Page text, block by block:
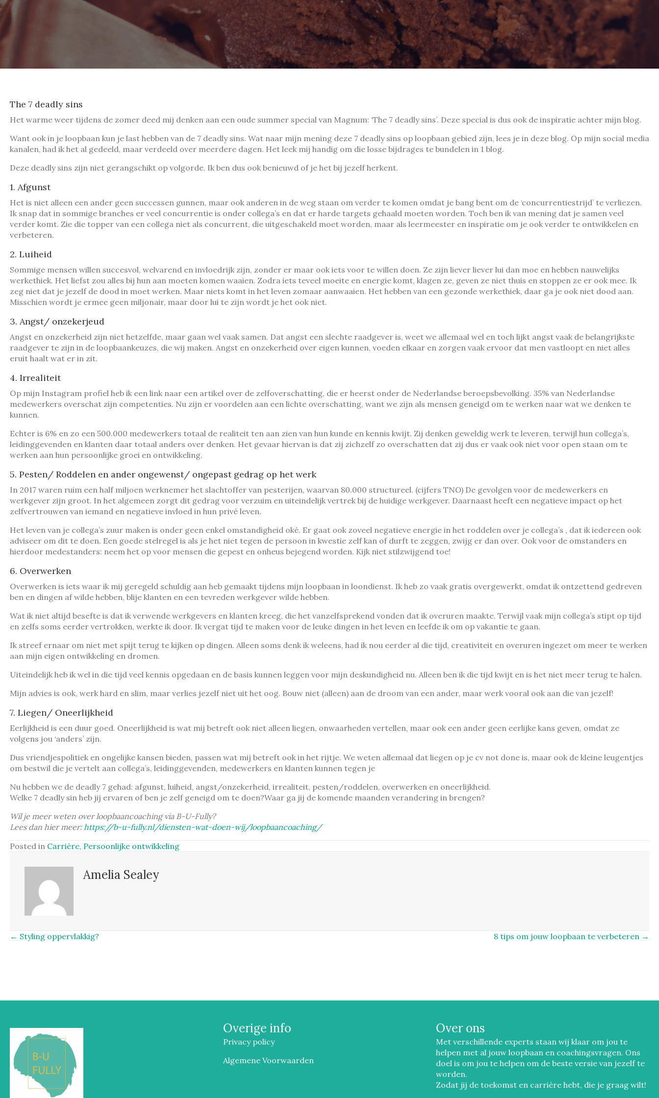
deadly
sins
in
je
loopbaan
The 7 deadly sins
Het warme weer tijdens de zomer deed mij denken aan een oude summer special van Magnum: ‘The 7 deadly sins’. Deze special is dus ook de inspiratie achter mijn blog.
Want ook in je loopbaan kun je last hebben van de 7 deadly sins. Wat naar mijn mening deze 7 deadly sins op loopbaan gebied zijn, lees je in deze blog. Op mijn social media
kanalen, had ik het al gedeeld, maar verdeeld over meerdere dagen. Het leek mij handig om die losse bijdrages te bundelen in 1 blog.
Deze deadly sins zijn niet gerangschikt op volgorde. Ik ben dus ook benieuwd of je het bij jezelf herkent.
1. Afgunst
Het is niet alleen een ander geen successen gunnen, maar ook anderen in de weg staan om verder te komen omdat je bang bent om de ‘concurrentiestrijd’ te verliezen.
Ik snap dat in sommige branches er veel concurrentie is onder collega’s en dat er harde targets gehaald moeten worden. Toch ben ik van mening dat je samen veel
verder komt. Zie die topper van een collega niet als concurrent, die uitgeschakeld moet worden, maar als leermeester en inspiratie om je ook verder te ontwikkelen en
verbeteren.
2. Luiheid
Sommige mensen willen succesvol, welvarend en invloedrijk zijn, zonder er maar ook iets voor te willen doen. Ze zijn liever liever lui dan moe en hebben nauwelijks
werkethiek. Het liefst zou alles bij hun aan moeten komen waaien. Zodra iets teveel moeite en energie komt, klagen ze, geven ze niet thuis en stoppen ze er ook mee. Ik
zeg niet dat je jezelf de dood in moet werken. Maar niets komt in het leven zomaar aanwaaien. Het hebben van een gezonde werkethiek, daar ga je ook niet dood aan.
Misschien wordt je ermee geen miljonair, maar door lui te zijn wordt je het ook niet.
3. Angst/ onzekerjeud
Angst en onzekerheid zijn niet hetzelfde, maar gaan wel vaak samen. Dat angst een slechte raadgever is, weet we allemaal wel en toch lijkt angst vaak de belangrijkste
raadgever te zijn in de loopbaankeuzes, die wij maken. Angst en onzekerheid over eigen kunnen, voeden elkaar en zorgen vaak ervoor dat men vastloopt en niet alles
eruit haalt wat er in zit.
4. Irrealiteit
Op mijn Instagram profiel heb ik een link naar een artikel over de zelfoverschatting, die er heerst onder de Nederlandse beroepsbevolking. 35% van Nederlandse
medewerkers overschat zijn competenties. Nu zijn er voordelen aan een lichte overschatting, want we zijn als mensen geneigd om te werken naar wat we denken te
kunnen.
Echter is 6% en zo een 500.000 medewerkers totaal de realiteit ten aan zien van hun kunde en kennis kwijt. Zij denken geweldig werk te leveren, terwijl hun collega’s,
leidinggevenden en klanten daar totaal anders over denken. Het gevaar hiervan is dat zij zichzelf zo overschatten dat zij dus er vaak ook niet voor open staan om te
werken aan hun persoonlijke groei en ontwikkeling.
5. Pesten/ Roddelen en ander ongewenst/ ongepast gedrag op het werk
In 2017 waren ruim een half miljoen werknemer het slachtoffer van pesterijen, waarvan 80.000 structureel. (cijfers TNO) De gevolgen voor de medewerkers en
werkgever zijn groot. In het algemeen zorgt dit gedrag voor verzuim en uiteindelijk vertrek bij de huidige werkgever. Daarnaast heeft een negatieve impact op het
zelfvertrouwen van iemand en negatieve invloed in hun privé leven.
Het leven van je collega’s zuur maken is onder geen enkel omstandigheid oké. Er gaat ook zoveel negatieve energie in het roddelen over je collega’s , dat ik iedereen ook
adviseer om dit te doen. Een goede stelregel is als je het niet tegen de persoon in kwestie zelf kan of durft te zeggen, zwijg er dan over. Ook voor de omstanders en
hierdoor medestanders: neem het op voor mensen die gepest en onheus bejegend worden. Kijk niet stilzwijgend toe!
6. Overwerken
Overwerken is iets waar ik mij geregeld schuldig aan heb gemaakt tijdens mijn loopbaan in loondienst. Ik heb zo vaak gratis overgewerkt, omdat ik ontzettend gedreven
ben en dingen af wilde hebben, blije klanten en een tevreden werkgever wilde hebben.
Wat ik niet altijd besefte is dat ik verwende werkgevers en klanten kreeg, die het vanzelfsprekend vonden dat ik overuren maakte. Terwijl vaak mijn collega’s stipt op tijd
en zelfs soms eerder vertrokken, werkte ik door. Ik vergat tijd te maken voor de leuke dingen in het leven en leefde ik om op vakantie te gaan.
Ik streef ernaar om niet met spijt terug te kijken op dingen. Alleen soms denk ik weleens, had ik nou eerder al die tijd, creativiteit en overuren ingezet om meer te werken
aan mijn eigen ontwikkeling en dromen.
Uiteindelijk heb ik wel in die tijd veel kennis opgedaan en de basis kunnen leggen voor mijn deskundigheid nu. Alleen ben ik die tijd kwijt en is het niet meer terug te halen.
Mijn advies is ook, werk hard en slim, maar verlies jezelf niet uit het oog. Bouw niet (alleen) aan de droom van een ander, maar werk vooral ook aan die van jezelf!
7. Liegen/ Oneerlijkheid
Eerlijkheid is een duur goed. Oneerlijkheid is wat mij betreft ook niet alleen liegen, onwaarheden vertellen, maar ook een ander geen eerlijke kans geven, omdat ze
volgens jou ‘anders’ zijn.
Dus vriendjespolitiek en ongelijke kansen bieden, passen wat mij betreft ook in het rijtje. We weten allemaal dat liegen op je cv not done is, maar ook de kleine leugentjes
om bestwil die je vertelt aan collega’s, leidinggevenden, medewerkers en klanten kunnen tegen je
Nu hebben we de deadly 7 gehad: afgunst, luiheid, angst/onzekerheid, irrealiteit, pesten/roddelen, overwerken en oneerlijkheid.
Welke 7 deadly sin heb jij ervaren of ben je zelf geneigd om te doen?Waar ga jij de komende maanden verandering in brengen?
Wil je meer weten over loopbaancoaching via B-U-Fully?
Lees dan hier meer:https://b-u-fully.nl/diensten-wat-doen-wij/loopbaancoaching/
Posted in Carrière, Persoonlijke ontwikkeling
Amelia Sealey
Posts
← Styling oppervlakkig? 8 tips om jouw loopbaan te verbeteren →
Overige info
Privacy policy
Algemene Voorwaarden
Over ons
Met verschillende experts staan wij klaar om jou te
helpen met al jouw loopbaan en coachingsvragen. Ons
doel is om jou te helpen om de beste versie van jezelf te
worden.
Zodat jij de toekomst en carrière hebt, die je graag wilt!